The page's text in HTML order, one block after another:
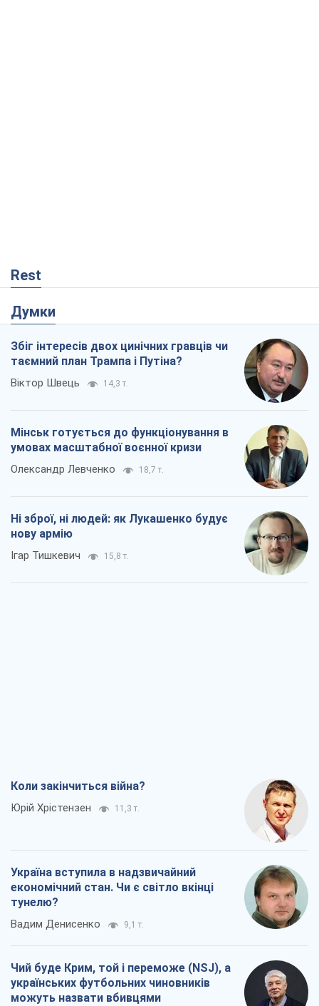
Rest
Думки
Збіг інтересів двох цинічних гравців чи
таємний план Трампа і Путіна?
Віктор Швець 14,3 т.
Мінськ готується до функціонування в
умовах масштабної воєнної кризи
Олександр Левченко 18,7 т.
Ні зброї, ні людей: як Лукашенко будує
нову армію
Ігар Тишкевич 15,8 т.
Коли закінчиться війна?
Юрій Хрістензен 11,3 т.
Україна вступила в надзвичайний
економічний стан. Чи є світло вкінці
тунелю?
Вадим Денисенко 9,1 т.
Чий буде Крим, той і переможе (NSJ), а
українських футбольних чиновників
можуть назвати вбивцями